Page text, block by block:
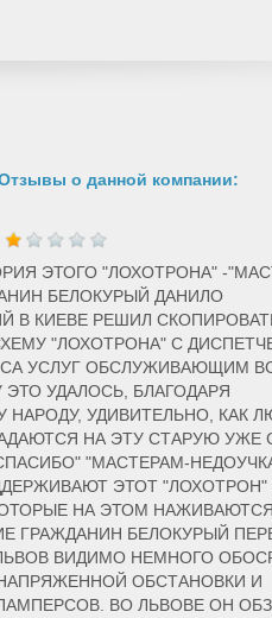
о данной компании:
ЭТОГО "ЛОХОТРОНА" -
БЕЛОКУРЫЙ ДАНИЛО
В КИЕВЕ РЕШИЛ
"ЛОХОТРОНА" С
УСЛУГ ОБСЛУЖИВАЮЩИМ
УДАЛОСЬ, БЛАГОДАРЯ
НАРОДУ, УДИВИТЕЛЬНО, КАК
НА ЭТУ СТАРУЮ УЖЕ
"МАСТЕРАМ-
ЭТОТ "ЛОХОТРОН"
НА ЭТОМ НАЖИВАЮТСЯ.
ГРАЖДАНИН БЕЛОКУРЫЙ
ВИДИМО НЕМНОГО
ОБСТАНОВКИ И
ВО ЛЬВОВЕ ОН